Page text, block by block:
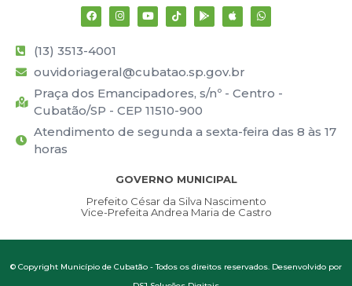
(13) 3513-4001
ouvidoriageral@cubatao.sp.gov.br
Praça dos Emancipadores, s/nº - Centro -
Cubatão/SP - CEP 11510-900
Atendimento de segunda a sexta-feira das 8 às 17
horas
GOVERNO MUNICIPAL
Prefeito César da Silva Nascimento
Vice-Prefeita Andrea Maria de Castro
© Copyright Município de Cubatão - Todos os direitos reservados. Desenvolvido por